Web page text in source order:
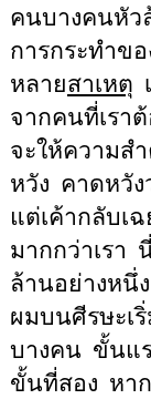
คนบางคนหัว
การกระทำข
หลายสาเหตุ
จากคนที่เรา
จะให้ความส
หวัง คาดหวัง
แต่เค้ากลับเฉ
มากกว่าเรา
ล้านอย่างหนึ่ง
ผมบนศีรษะเ
บางคน ขั้นแ
ขั้นที่สอง หา